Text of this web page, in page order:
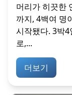
머리가 히끗한
까지, 4백여 명
시작됐다. 3박
로,...
더보기